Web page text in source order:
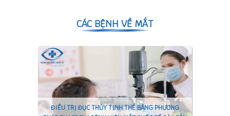
CÁC BỆNH VỀ MẮT
ĐIỀU TRỊ ĐỤC THỦY TINH THỂ BẰNG PHƯƠNG